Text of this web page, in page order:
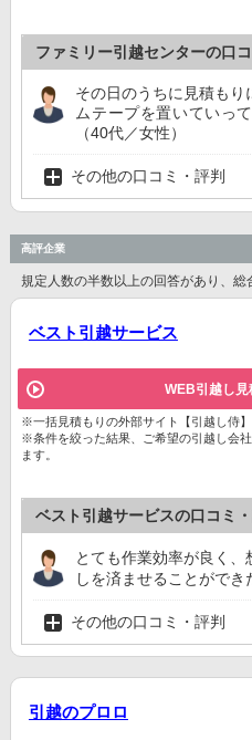
ファミリー引越センターの口
その日のうちに見積も
ムテープを置いていっ
（40代／女性）
その他の口コミ・評判
高評企業
規定人数の半数以上の回答があり、総
ベスト引越サービス
WEB引越し見
※一括見積もりの外部サイト【引越し侍】
※条件を絞った結果、ご希望の引越し会
ます。
ベスト引越サービスの口コミ
とても作業効率が良く
しを済ませることができ
その他の口コミ・評判
引越のプロロ